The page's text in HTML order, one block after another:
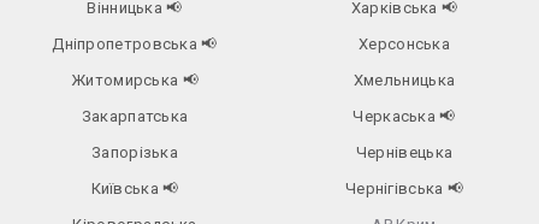
Вінницька📢
Дніпропетровська📢
Житомирська 📢
Закарпатська
Запорізька
Київська📢
Харківська 📢
Херсонська
Хмельницька
Черкаська📢
Чернівецька
Чернігівська 📢